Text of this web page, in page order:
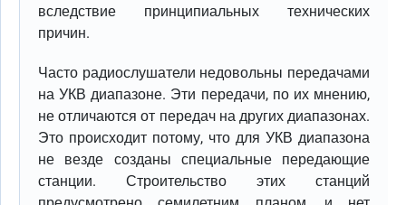
вследствие принципиальных технических
причин.
Часто радиослушатели недовольны передачами
на УКВ диапазоне. Эти передачи, по их мнению,
не отличаются от передач на других диапазонах.
Это происходит потому, что для УКВ диапазона
не везде созданы специальные передающие
станции. Строительство этих станций